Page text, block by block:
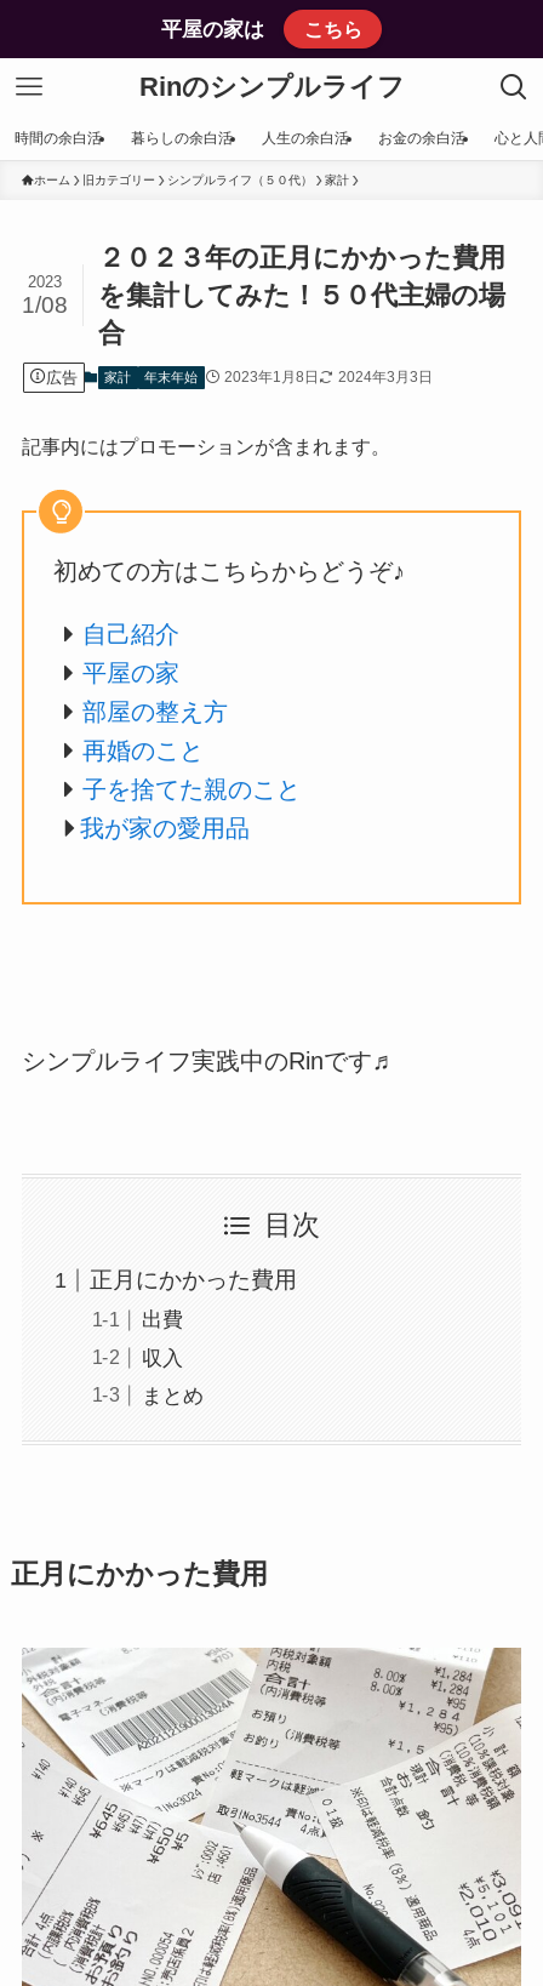
平屋の家は こちら
Rinのシンプルライフ
時間の余白活 暮らしの余白活 人生の余白活 お金の余白活 心と人
ホーム 旧カテゴリー シンプルライフ（５０代） 家計
２０２３年の正月にかかった費用
を集計してみた！５０代主婦の場
合
2023
1/08
広告 家計 年末年始 2023年1月8日 2024年3月3日
記事内にはプロモーションが含まれます。
初めての方はこちらからどうぞ♪
自己紹介
平屋の家
部屋の整え方
再婚のこと
子を捨てた親のこと
我が家の愛用品
シンプルライフ実践中のRinです♬
目次
正月にかかった費用
出費
収入
まとめ
正月にかかった費用